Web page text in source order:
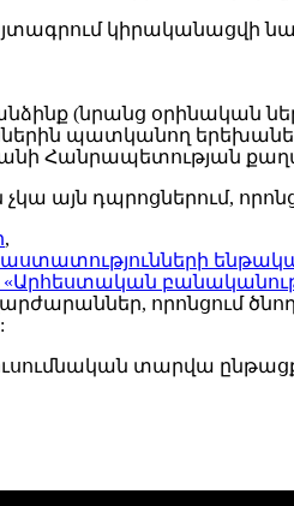
կիրականացվի
(նրանց օրինական
պատկանող
Հանրապետության
այն դպրոցներում,
,
որոնցում
տարվա